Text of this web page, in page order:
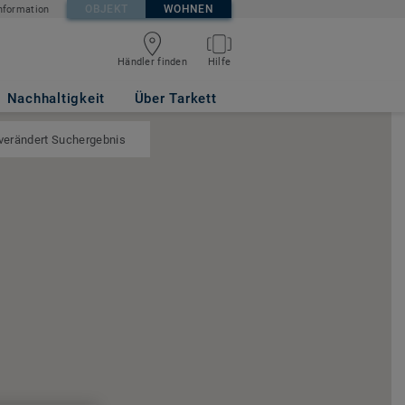
OBJEKT WOHNEN
Händler finden Hilfe
Nachhaltigkeit Über Tarkett
Suchergebnis